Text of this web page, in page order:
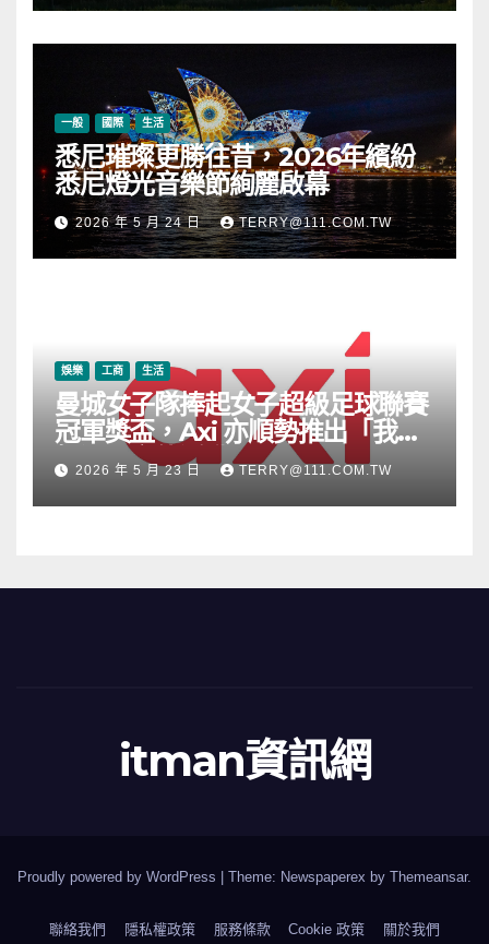
一般 國際 生活
悉尼璀璨更勝往昔，2026年繽紛
悉尼燈光音樂節絢麗啟幕
2026 年 5 月 24 日 TERRY@111.COM.TW
娛樂 工商 生活
曼城女子隊捧起女子超級足球聯賽
冠軍獎盃，Axi 亦順勢推出「我的
根源」宣傳活動
2026 年 5 月 23 日 TERRY@111.COM.TW
itman資訊網
Proudly powered by WordPress | Theme: Newspaperex by Themeansar.
聯絡我們 隱私權政策 服務條款 Cookie 政策 關於我們